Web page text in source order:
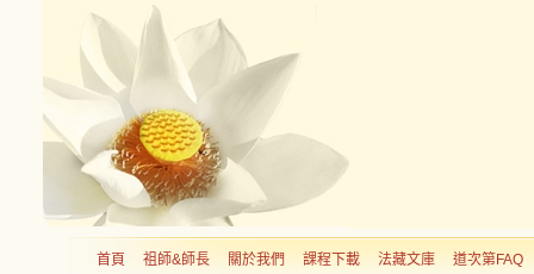
首頁 祖師&師長 關於我們 課程下載 法藏文庫 道次第FAQ